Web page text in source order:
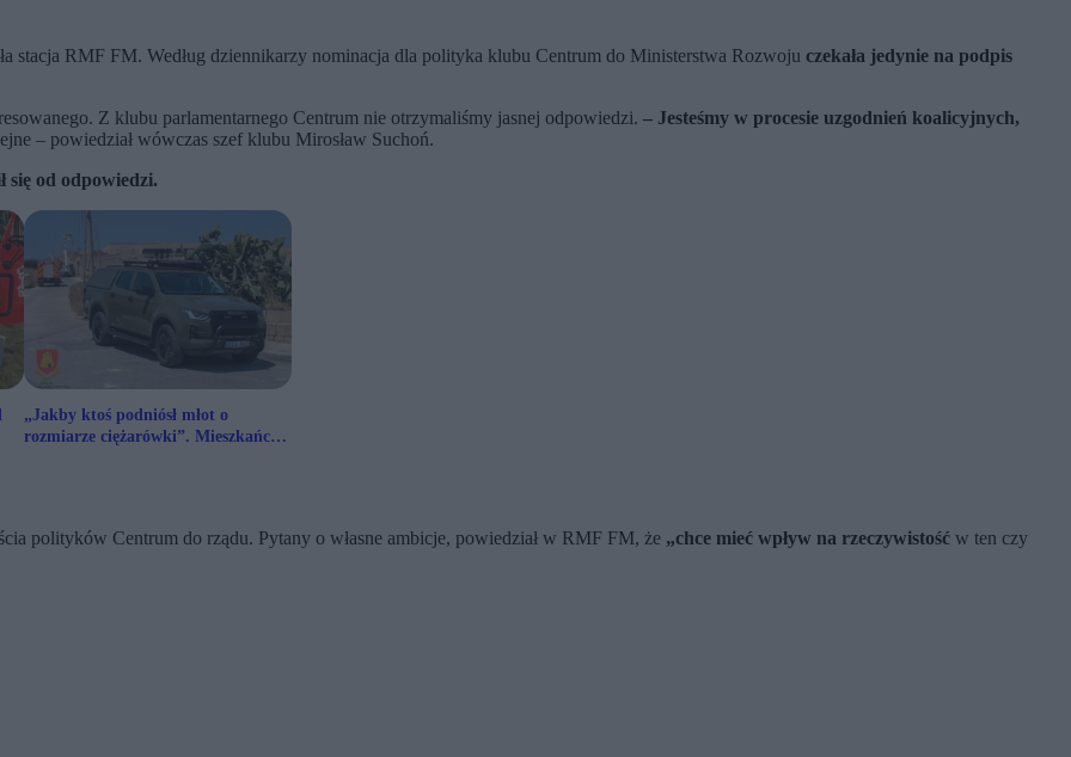
stacja RMF FM. Według dziennikarzy nominacja dla polityka klubu Centrum do Ministerstwa Rozwoju czekała jedynie na podpis
Z klubu parlamentarnego Centrum nie otrzymaliśmy jasnej odpowiedzi. – Jesteśmy w procesie uzgodnień koalicyjnych,
– powiedział wówczas szef klubu Mirosław Suchoń.
się od odpowiedzi.
„Jakby ktoś podniósł młot o
rozmiarze ciężarówki”. Mieszkańcy
polityków Centrum do rządu. Pytany o własne ambicje, powiedział w RMF FM, że „chce mieć wpływ na rzeczywistość w ten czy